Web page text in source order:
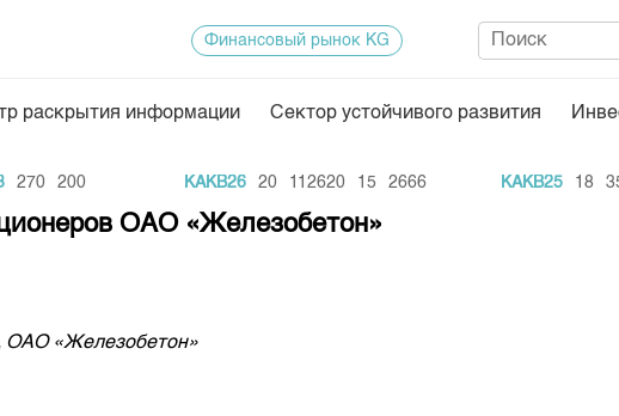
сектор
информации
Биржевая деятельность
Финансовый рынок KG
раскрытия информации Сектор устойчивого развития
270 200 KAKB26 20 112620 15 2666 KAKB25 18
ОАО «Железобетон»
ОАО «Железобетон»